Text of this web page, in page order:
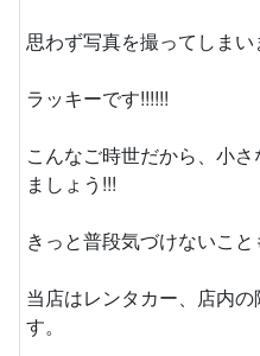
思わず写真を撮ってしまい
ラッキーです!!!!!!
こんなご時世だから、小
ましょう!!!
きっと普段気づけないこ
当店はレンタカー、店内
す。